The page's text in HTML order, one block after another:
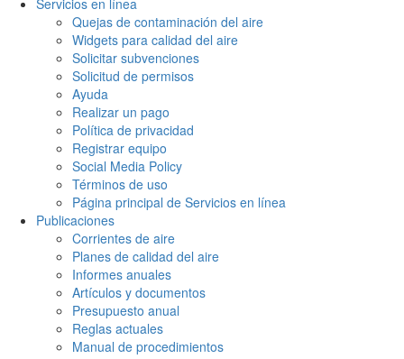
Servicios en línea
Quejas de contaminación del aire
Widgets para calidad del aire
Solicitar subvenciones
Solicitud de permisos
Ayuda
Realizar un pago
Política de privacidad
Registrar equipo
Social Media Policy
Términos de uso
Página principal de Servicios en línea
Publicaciones
Corrientes de aire
Planes de calidad del aire
Informes anuales
Artículos y documentos
Presupuesto anual
Reglas actuales
Manual de procedimientos